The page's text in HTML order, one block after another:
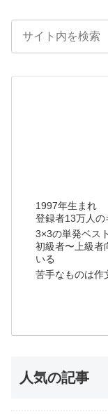
1997年生まれ
登録者13万人
3×3の単発ベス
初級者〜上級者
いる
苦手なものは作
人気の記事